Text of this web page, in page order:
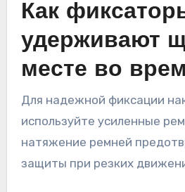
Как
удерживают
месте во
Для надежной фиксации
используйте усиленные
натяжение ремней
защиты при резких